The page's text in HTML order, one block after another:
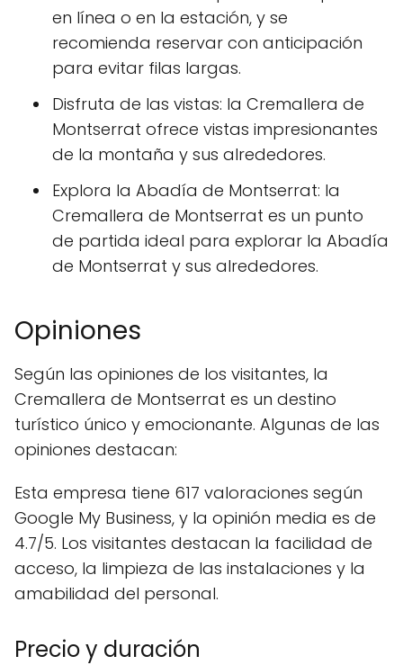
en línea o en la estación, y se
recomienda reservar con anticipación
para evitar filas largas.
Disfruta de las vistas: la Cremallera de
Montserrat ofrece vistas impresionantes
de la montaña y sus alrededores.
Explora la Abadía de Montserrat: la
Cremallera de Montserrat es un punto
de partida ideal para explorar la Abadía
de Montserrat y sus alrededores.
Opiniones
Según las opiniones de los visitantes, la
Cremallera de Montserrat es un destino
turístico único y emocionante. Algunas de las
opiniones destacan:
Esta empresa tiene 617 valoraciones según
Google My Business, y la opinión media es de
4.7/5. Los visitantes destacan la facilidad de
acceso, la limpieza de las instalaciones y la
amabilidad del personal.
Precio y duración